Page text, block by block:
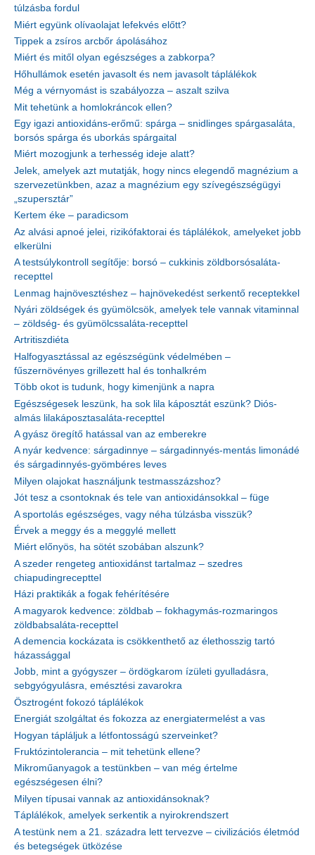
túlzásba fordul
Miért együnk olívaolajat lefekvés előtt?
Tippek a zsíros arcbőr ápolásához
Miért és mitől olyan egészséges a zabkorpa?
Hőhullámok esetén javasolt és nem javasolt táplálékok
Még a vérnyomást is szabályozza – aszalt szilva
Mit tehetünk a homlokráncok ellen?
Egy igazi antioxidáns-erőmű: spárga – snidlinges spárgasaláta,
borsós spárga és uborkás spárgaital
Miért mozogjunk a terhesség ideje alatt?
Jelek, amelyek azt mutatják, hogy nincs elegendő magnézium a
szervezetünkben, azaz a magnézium egy szívegészségügyi
„szupersztár”
Kertem éke – paradicsom
Az alvási apnoé jelei, rizikófaktorai és táplálékok, amelyeket jobb
elkerülni
A testsúlykontroll segítője: borsó – cukkinis zöldborsósaláta-
recepttel
Lenmag hajnövesztéshez – hajnövekedést serkentő receptekkel
Nyári zöldségek és gyümölcsök, amelyek tele vannak vitaminnal
– zöldség- és gyümölcssaláta-recepttel
Artritiszdiéta
Halfogyasztással az egészségünk védelmében –
fűszernövényes grillezett hal és tonhalkrém
Több okot is tudunk, hogy kimenjünk a napra
Egészségesek leszünk, ha sok lila káposztát eszünk? Diós-
almás lilakáposztasaláta-recepttel
A gyász öregítő hatással van az emberekre
A nyár kedvence: sárgadinnye – sárgadinnyés-mentás limonádé
és sárgadinnyés-gyömbéres leves
Milyen olajokat használjunk testmasszázshoz?
Jót tesz a csontoknak és tele van antioxidánsokkal – füge
A sportolás egészséges, vagy néha túlzásba visszük?
Érvek a meggy és a meggylé mellett
Miért előnyös, ha sötét szobában alszunk?
A szeder rengeteg antioxidánst tartalmaz – szedres
chiapudingrecepttel
Házi praktikák a fogak fehérítésére
A magyarok kedvence: zöldbab – fokhagymás-rozmaringos
zöldbabsaláta-recepttel
A demencia kockázata is csökkenthető az élethosszig tartó
házassággal
Jobb, mint a gyógyszer – ördögkarom ízületi gyulladásra,
sebgyógyulásra, emésztési zavarokra
Ösztrogént fokozó táplálékok
Energiát szolgáltat és fokozza az energiatermelést a vas
Hogyan tápláljuk a létfontosságú szerveinket?
Fruktózintolerancia – mit tehetünk ellene?
Mikroműanyagok a testünkben – van még értelme
egészségesen élni?
Milyen típusai vannak az antioxidánsoknak?
Táplálékok, amelyek serkentik a nyirokrendszert
A testünk nem a 21. századra lett tervezve – civilizációs életmód
és betegségek ütközése